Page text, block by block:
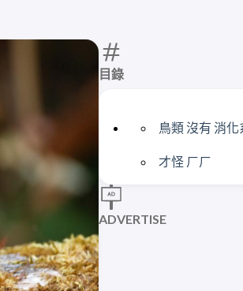
目錄
鳥類 沒有 消
才怪 ㄏㄏ
ADVERTISE